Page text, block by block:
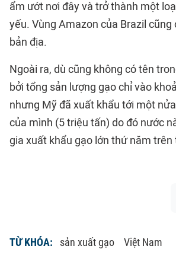
ẩm ướt nơi đây và trở thành một
yếu. Vùng Amazon của Brazil cũng
bản địa.
Ngoài ra, dù cũng không có tên
bởi tổng sản lượng gạo chỉ vào
nhưng Mỹ đã xuất khẩu tới một
của mình (5 triệu tấn) do đó nước
gia xuất khẩu gạo lớn thứ năm trên
TỪ KHÓA: sản xuất gạo Việt Nam